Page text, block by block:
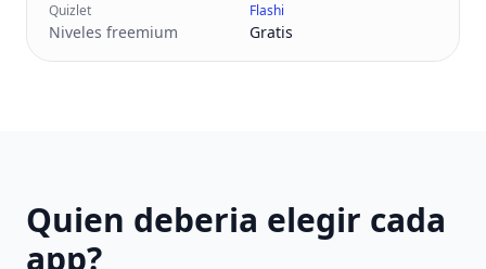
Quizlet
Niveles freemium
Flashi
Gratis
Quien deberia elegir cada
app?